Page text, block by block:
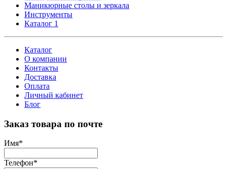
Маникюрные столы и зеркала
Инструменты
Каталог 1
Каталог
О компании
Контакты
Доставка
Оплата
Личный кабинет
Блог
Заказ товара по почте
Имя*
Телефон*